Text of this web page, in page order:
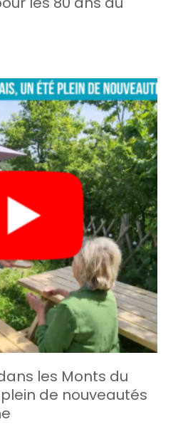
les Monts du
de nouveautés